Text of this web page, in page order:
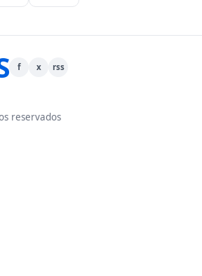
f x rss
reservados